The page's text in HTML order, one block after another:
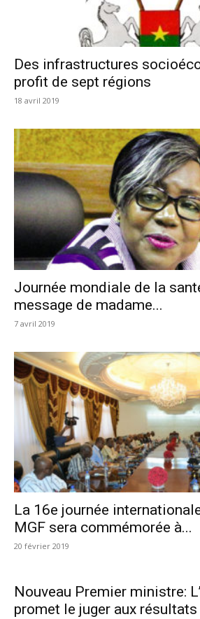
Des infrastructures
profit de sept régions
18 avril 2019
Journée mondiale de la
message de madame...
7 avril 2019
La 16e journée
MGF sera commémorée à...
20 février 2019
Nouveau Premier ministre:
promet le juger aux résultats